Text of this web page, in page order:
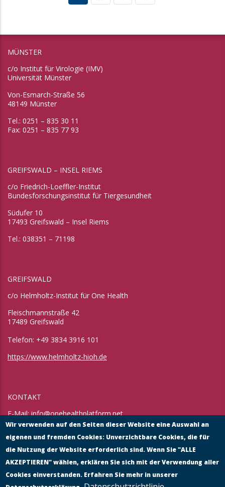
MÜNSTER
c/o Institut für Virologie (IMV)
Universität Münster
Von-Esmarch-Straße 56
48149 Münster
Tel.: 0251 – 835 30 11
Fax: 0251 – 835 77 93
GREIFSWALD – INSEL RIEMS
c/o Friedrich-Loeffler-Institut
Bundesforschungsinstitut für Tiergesundheit
Südufer 10
17493 Greifswald – Insel Riems
Tel.: 038351 – 71198
GREIFSWALD
c/o Helmholtz-Institut für One Health
Fleischmannstraße 42
17489 Greifswald
Telefon: +49 3834 3916 101
https://www.helmholtz-hioh.de
KONTAKT
E-Mail:info@onehealthplatform.net
Website: in Kürze
Wir verwenden auf den Seiten dieser Website eine Auswahl an
eigenen und fremden Cookies: Unverzichtbare Cookies, die für
die Nutzung der Website erforderlich sind. Wenn Sie "ALLE
AKZEPTIEREN" wählen, erklären Sie sich mit der Verwendung aller
Cookies einverstanden. Erfahren Sie mehr in unserer